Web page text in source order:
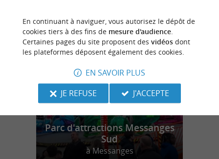
n
o
t
r
e
c
o
u
p
d
e
c
o
e
u
r
Parc d'attractions Messanges
Sud
à Messanges
En continuant à naviguer, vous autorisez le dépôt de
cookies tiers à des fins de mesure d'audience.
Certaines pages du site proposent des vidéosdont
les plateformes déposent également des cookies.
EN SAVOIR PLUS
JE REFUSE
J'ACCEPTE